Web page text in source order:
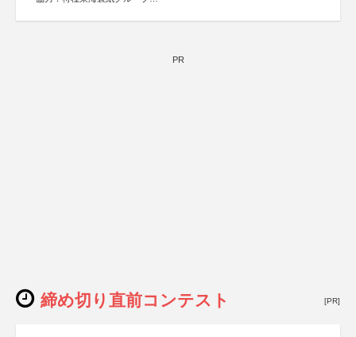
PR
締め切り直前コンテスト [PR]